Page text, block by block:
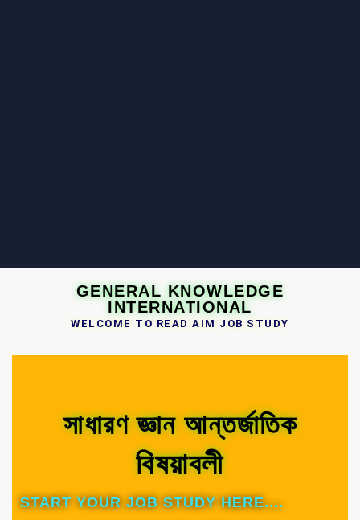
GENERAL KNOWLEDGE
INTERNATIONAL
WELCOME TO READ AIM JOB STUDY
সাধারণ জ্ঞান আন্তর্জাতিক
বিষয়াবলী
START YOUR JOB STUDY HERE....